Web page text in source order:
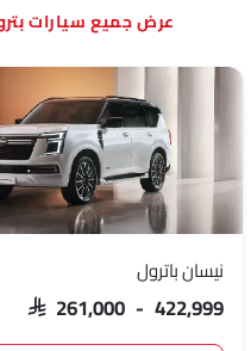
نيسان باترول
SAR 261,000 - 422,999
سيارات